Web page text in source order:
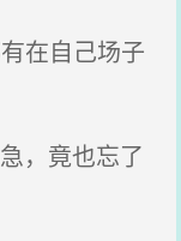
在自己场子
，竟也忘了